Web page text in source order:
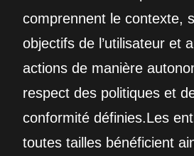
comprennent le contexte,
objectifs de l’utilisateur et
actions de manière
respect des politiques et
conformité définies.Les
toutes tailles bénéficient